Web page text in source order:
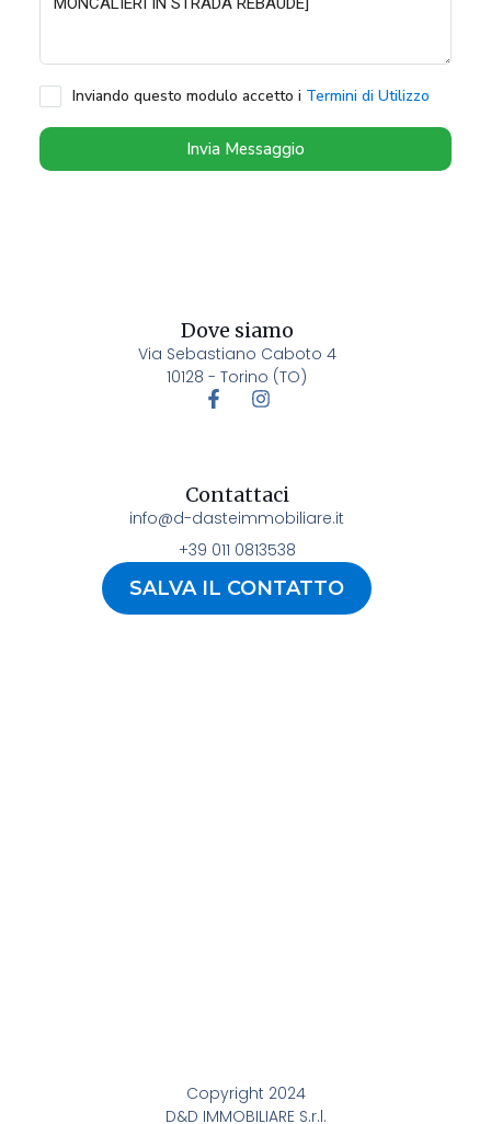
Inviando questo modulo accetto i Termini di Utilizzo
Invia Messaggio
Copyright 2024
D&D IMMOBILIARE S.r.l.
Dove siamo
Via Sebastiano Caboto 4
10128 - Torino (TO)
Contattaci
info@d-dasteimmobiliare.it
+39 011 0813538
SALVA IL CONTATTO